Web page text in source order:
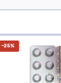
−25%